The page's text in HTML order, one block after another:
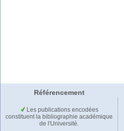
Référencement
Les publications encodées
constituent la bibliographie académique
de l'Université.